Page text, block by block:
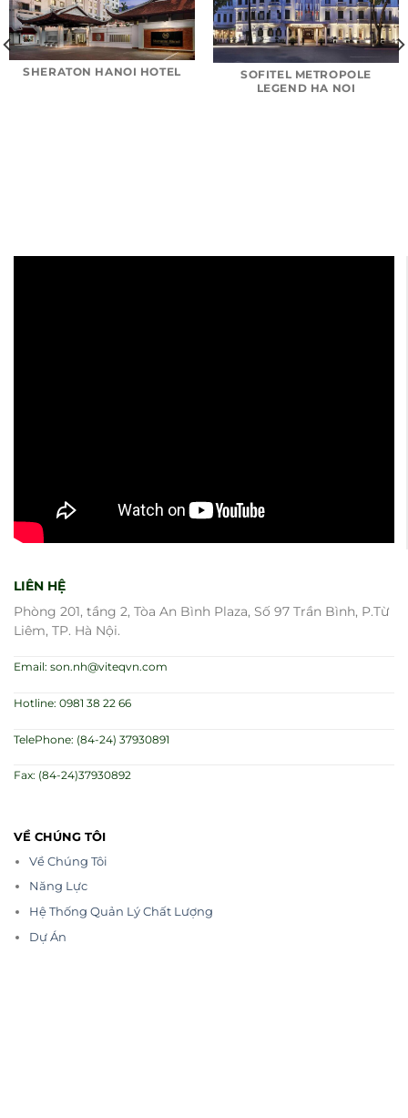
SHERATON HANOI HOTEL
SOFITEL METROPOLE
LEGEND HA NOI
LIÊN HỆ
Phòng 201, tầng 2, Tòa An Bình Plaza, Số 97 Trần Bình, P.Từ
Liêm, TP. Hà Nội.
Email: son.nh@viteqvn.com
Hotline: 0981 38 22 66
TelePhone: (84-24) 37930891
Fax: (84-24)37930892
VỀ CHÚNG TÔI
Về Chúng Tôi
Năng Lực
Hệ Thống Quản Lý Chất Lượng
Dự Án